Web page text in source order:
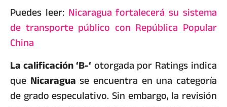
Puedes leer: Nicaragua fortalecerá su sistema
de transporte público con República Popular
China
La calificación ‘B-‘otorgada por Ratings indica
que Nicaragua se encuentra en una categoría
de grado especulativo. Sin embargo, la revisión